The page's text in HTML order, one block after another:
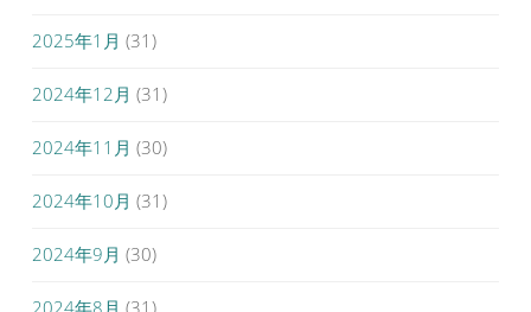
2025年1月 (31)
2024年12月 (31)
2024年11月 (30)
2024年10月 (31)
2024年9月 (30)
2024年8月 (31)